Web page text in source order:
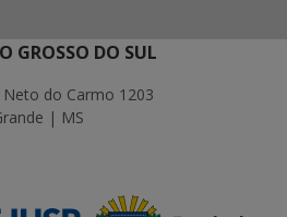
GROSSO DO SUL
do Carmo 1203
| MS